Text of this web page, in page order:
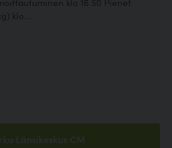
klo...
Länsikeskus CM